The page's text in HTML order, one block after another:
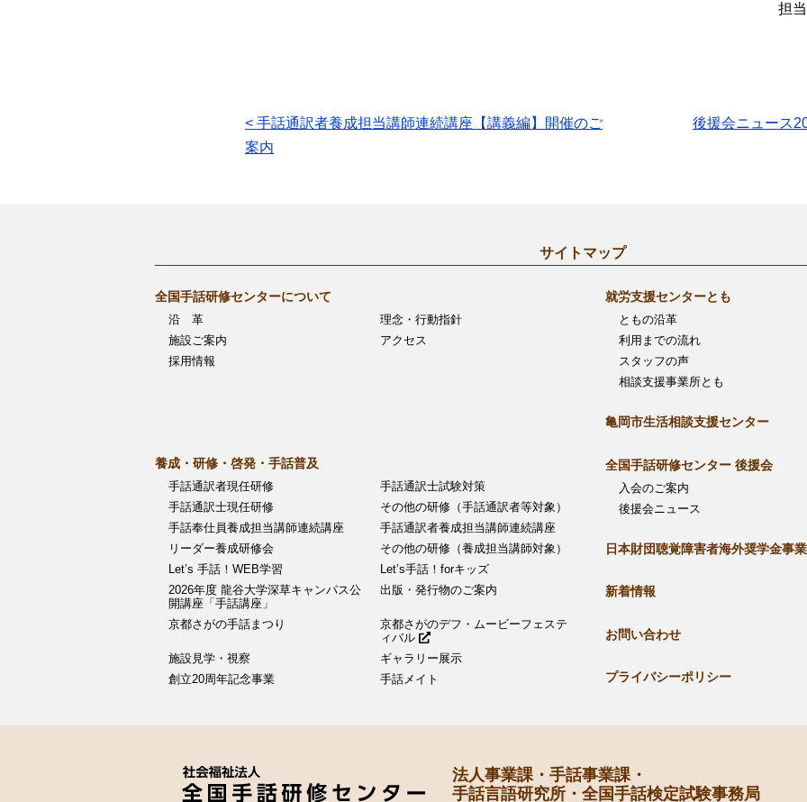
担当
投
ゲ
ー
< 手話通訳者養成担当講師連続講座【講義編】開催のご
案内
後援会ニュース
サイトマップ
全国手話研修センターについて
沿 革
理念・行動指針
施設ご案内
アクセス
採用情報
養成・研修・啓発・手話普及
手話通訳者現任研修
手話通訳士試験対策
手話通訳士現任研修
その他の研修（手話通訳者等対象）
手話奉仕員養成担当講師連続講座
手話通訳者養成担当講師連続講座
リーダー養成研修会
その他の研修（養成担当講師対象）
Let’s 手話！WEB学習
Let’s手話！forキッズ
2026年度 龍谷大学深草キャンパス公
開講座「手話講座」
出版・発行物のご案内
京都さがの手話まつり
京都さがのデフ・ムービーフェステ
ィバル
施設見学・視察
ギャラリー展示
創立20周年記念事業
手話メイト
就労支援センターとも
ともの沿革
利用までの流れ
スタッフの声
相談支援事業所とも
亀岡市生活相談支援センター
全国手話研修センター 後援会
入会のご案内
後援会ニュース
日本財団聴覚障害者海外奨学金事業
新着情報
お問い合わせ
プライバシーポリシー
法人事業課・手話事業課・
手話言語研究所・全国手話検定試験事務局